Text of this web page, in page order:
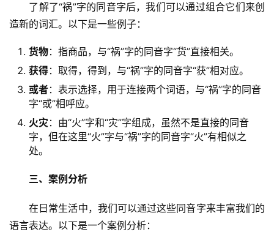
了解了“祸”字的同音字后，我们可以通过组合它们来创
造新的词汇。以下是一些例子：
货物：指商品，与“祸”字的同音字“货”直接相关。
获得：取得，得到，与“祸”字的同音字“获”相对应。
或者：表示选择，用于连接两个词语，与“祸”字的同音
字“或”相呼应。
火灾 ：由“火”字和“灾”字组成，虽然不是直接的同音
字，但在这里“火”字与“祸”字的同音字“火”有相似之
处。
三、案例分析
在日常生活中，我们可以通过这些同音字来丰富我们的
语言表达。以下是一个案例分析：